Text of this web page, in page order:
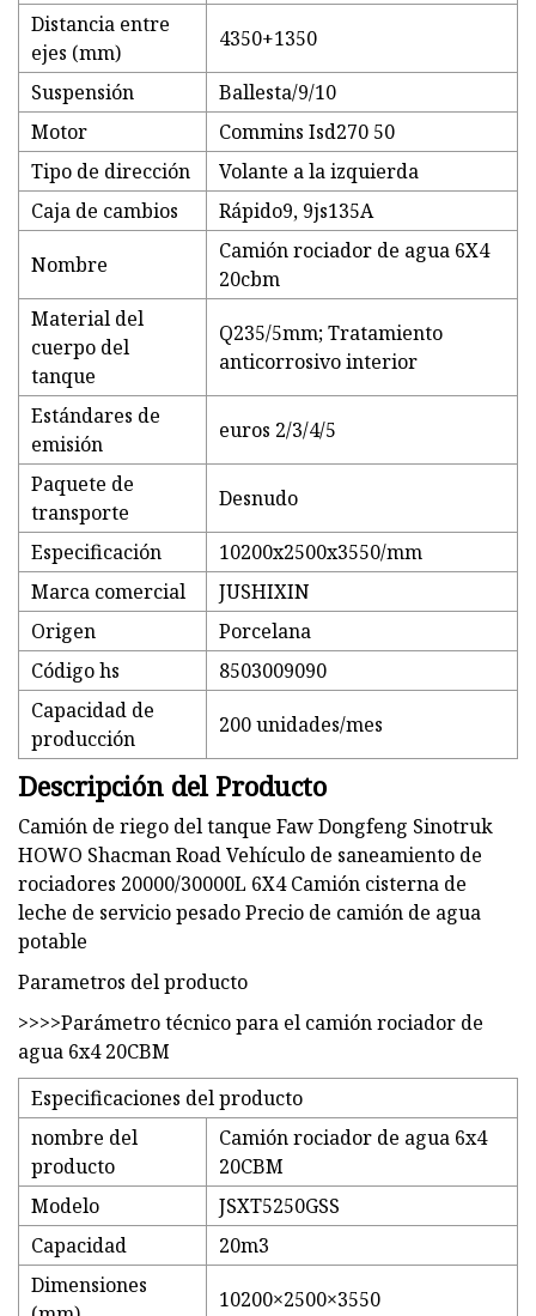
Distancia entre
ejes (mm)
4350+1350
Suspensión
Ballesta/9/10
Motor
Commins Isd270 50
Tipo de dirección
Volante a la izquierda
Caja de cambios
Rápido9, 9js135A
Nombre
Camión rociador de agua 6X4
20cbm
Material del
cuerpo del
tanque
Q235/5mm; Tratamiento
anticorrosivo interior
Estándares de
emisión
euros 2/3/4/5
Paquete de
transporte
Desnudo
Especificación
10200x2500x3550/mm
Marca comercial
JUSHIXIN
Origen
Porcelana
Código hs
8503009090
Capacidad de
producción
200 unidades/mes
Descripción del Producto
Camión de riego del tanque Faw Dongfeng Sinotruk
HOWO Shacman Road Vehículo de saneamiento de
rociadores 20000/30000L 6X4 Camión cisterna de
leche de servicio pesado Precio de camión de agua
potable
Parametros del producto
>>>>Parámetro técnico para el camión rociador de
agua 6x4 20CBM
Especificaciones del producto
nombre del
producto
Camión rociador de agua 6x4
20CBM
Modelo
JSXT5250GSS
Capacidad
20m3
Dimensiones
10200×2500×3550